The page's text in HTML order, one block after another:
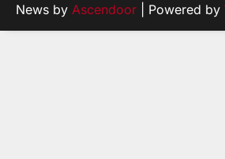
News by Ascendoor | Powered by